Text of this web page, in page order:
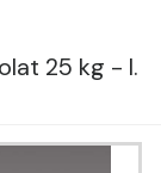
25 kg - I.